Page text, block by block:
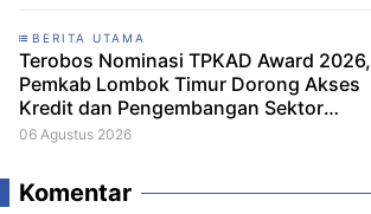
BERITA UTAMA
Terobos Nominasi TPKAD Award 2026,
Pemkab Lombok Timur Dorong Akses
Kredit dan Pengembangan Sektor
Porang
06 Agustus 2026
Komentar